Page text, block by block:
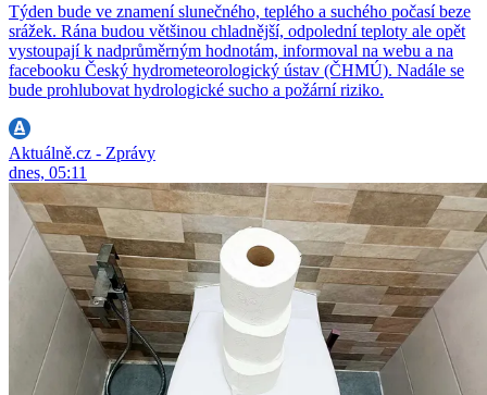
Týden bude ve znamení slunečného, teplého a suchého počasí beze
srážek. Rána budou většinou chladnější, odpolední teploty ale opět
vystoupají k nadprůměrným hodnotám, informoval na webu a na
facebooku Český hydrometeorologický ústav (ČHMÚ). Nadále se
bude prohlubovat hydrologické sucho a požární riziko.
Aktuálně.cz - Zprávy
dnes, 05:11